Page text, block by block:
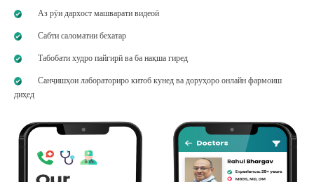
Аз рӯи дархост машварати видеоӣ
Сабти саломатии бехатар
Табобати худро пайгирӣ ва ба нақша гиред
Санҷишҳои лабораториро китоб кунед ва доруҳоро онлайн фармоиш
диҳед